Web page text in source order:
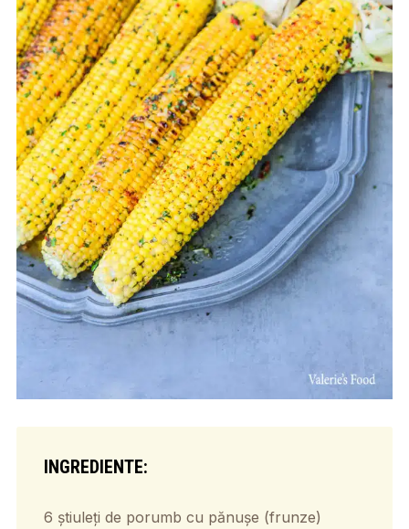
INGREDIENTE:
6 știuleți de porumb cu pănușe (frunze)